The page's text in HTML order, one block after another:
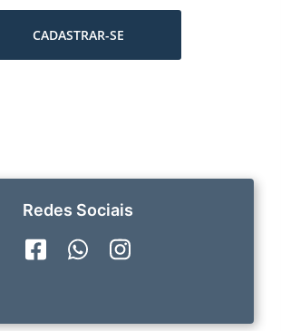
CADASTRAR-SE
Redes Sociais